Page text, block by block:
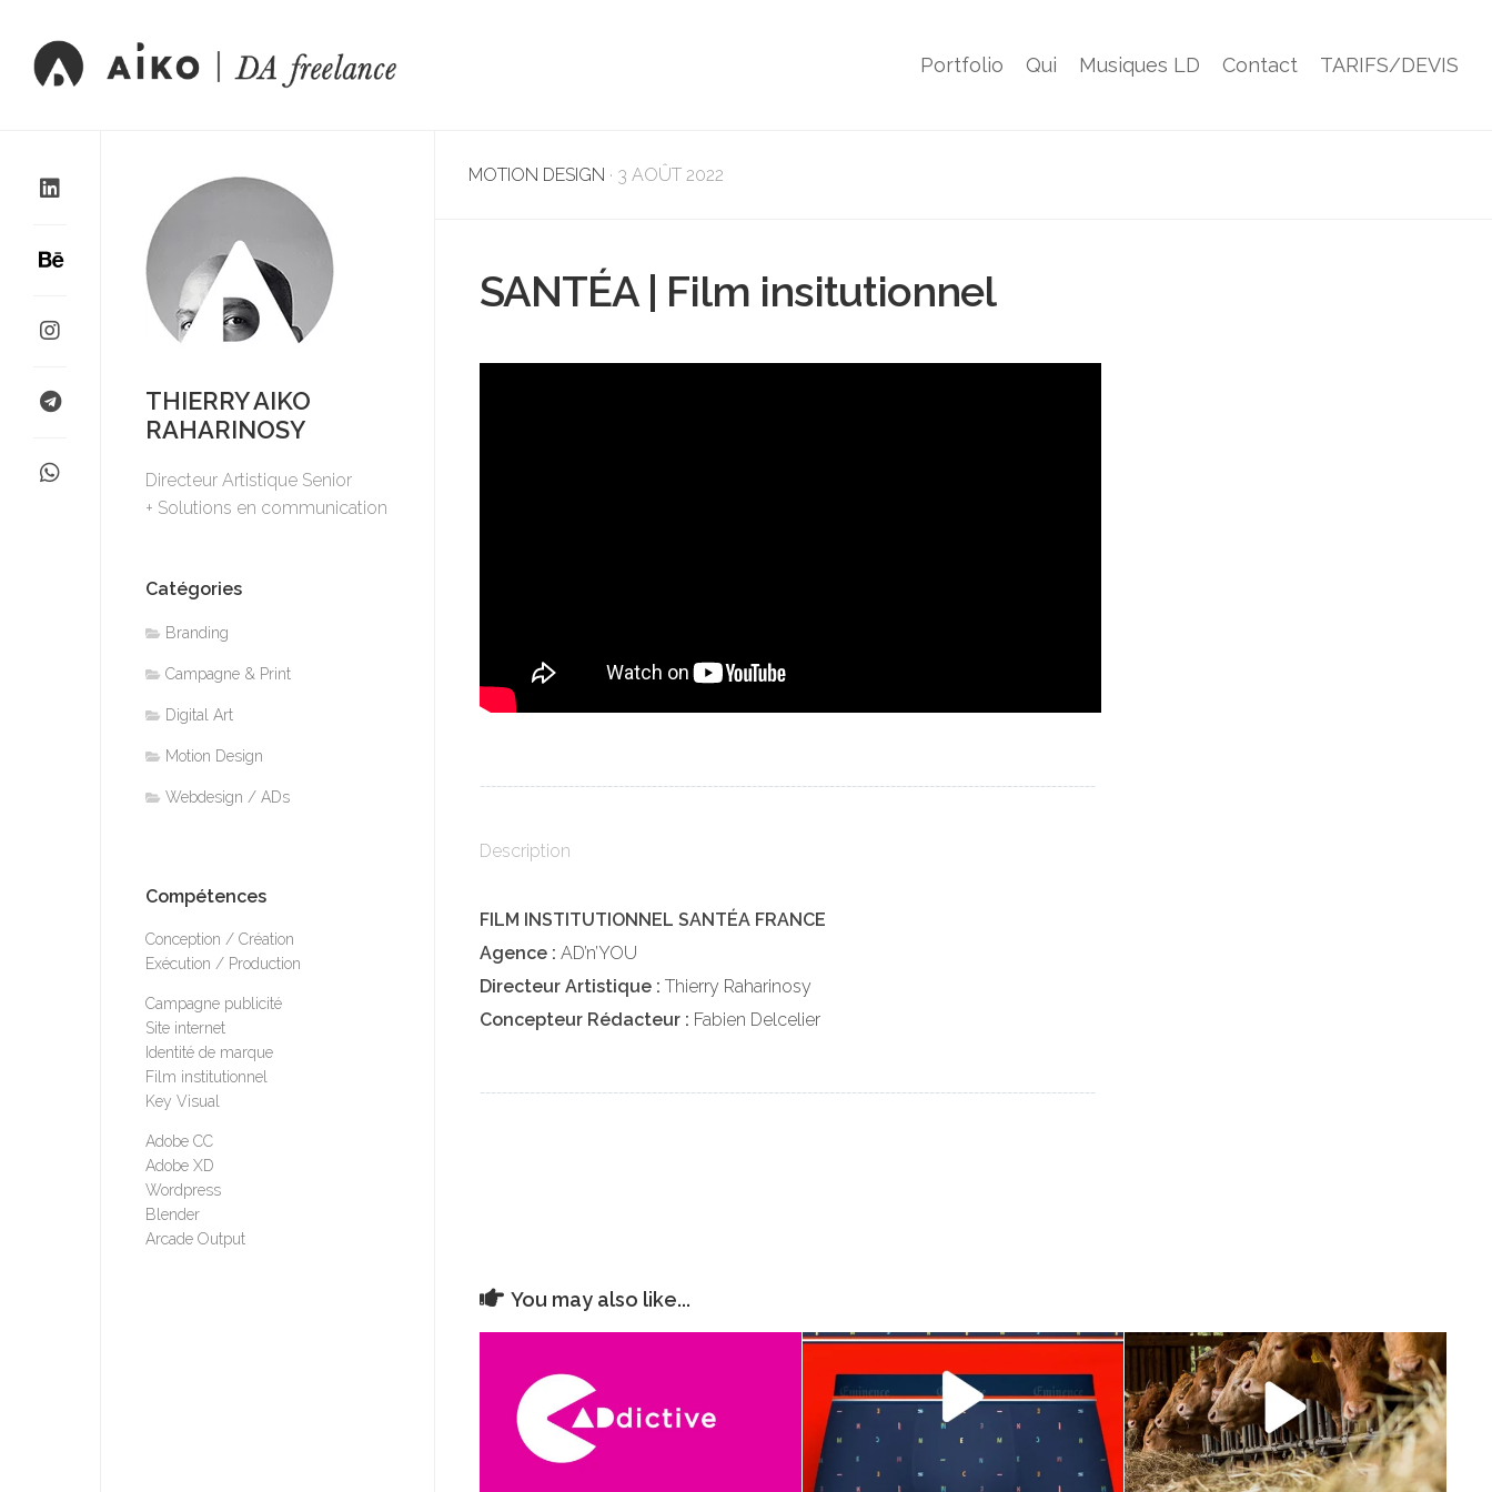
Portfolio Qui Musiques LD Contact TARIFS/DEVIS
MOTION DESIGN · 3 AOÛT 2022
SANTÉA | Film insitutionnel
Description
FILM INSTITUTIONNEL SANTÉA FRANCE
Agence : AD’n’YOU
Directeur Artistique : Thierry Raharinosy
Concepteur Rédacteur : Fabien Delcelier
You may also like...
THIERRY AIKO
RAHARINOSY
Directeur Artistique Senior
+ Solutions en communication
Catégories
Branding
Campagne & Print
Digital Art
Motion Design
Webdesign / ADs
Compétences
Conception / Création
Exécution / Production
Campagne publicité
Site internet
Identité de marque
Film institutionnel
Key Visual
Adobe CC
Adobe XD
Wordpress
Blender
Arcade Output